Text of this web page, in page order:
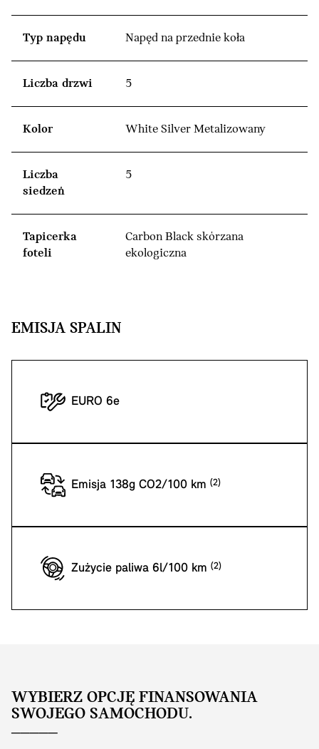
Typ napędu Napęd na przednie koła
Liczba drzwi 5
Kolor White Silver Metalizowany
Liczba
siedzeń
5
Tapicerka
foteli
Carbon Black skórzana
ekologiczna
EMISJA SPALIN
EURO 6e
Emisja 138g CO2/100 km
Zużycie paliwa 6l/100 km
WYBIERZ OPCJĘ FINANSOWANIA
SWOJEGO SAMOCHODU.